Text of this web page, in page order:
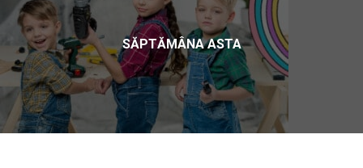
SĂPTĂMÂNA ASTA